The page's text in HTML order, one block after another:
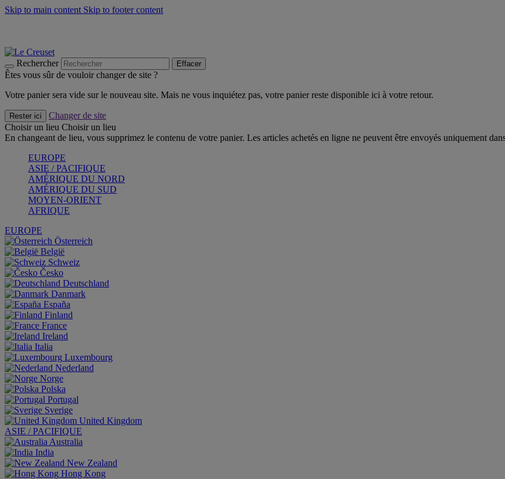
Skip to main content Skip to footer content
Rechercher Effacer
Êtes vous sûr de vouloir changer de site ?
Votre panier sera vide sur le nouveau site. Mais ne vous inquiétez pas, votre panier reste disponible ici à votre retour.
Rester ici
Changer de site
Choisir un lieu Choisir un lieu
En changeant de lieu, vous supprimez le contenu de votre panier. Les articles achetés en ligne ne peuvent être envoyés uniquement
EUROPE
ASIE / PACIFIQUE
AMÉRIQUE DU NORD
AMÉRIQUE DU SUD
MOYEN-ORIENT
AFRIQUE
EUROPE
Österreich
België
Schweiz
Česko
Deutschland
Danmark
España
Finland
France
Ireland
Italia
Luxembourg
Nederland
Norge
Polska
Portugal
Sverige
United Kingdom
ASIE / PACIFIQUE
Australia
India
New Zealand
Hong Kong